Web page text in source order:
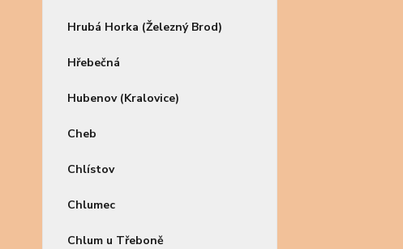
Hrubá Horka (Železný Brod)
Hřebečná
Hubenov (Kralovice)
Cheb
Chlístov
Chlumec
Chlum u Třeboně